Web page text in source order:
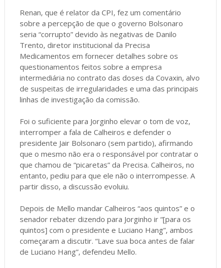
Renan, que é relator da CPI, fez um comentário
sobre a percepção de que o governo Bolsonaro
seria “corrupto” devido às negativas de Danilo
Trento, diretor institucional da Precisa
Medicamentos em fornecer detalhes sobre os
questionamentos feitos sobre a empresa
intermediária no contrato das doses da Covaxin, alvo
de suspeitas de irregularidades e uma das principais
linhas de investigação da comissão.
Foi o suficiente para Jorginho elevar o tom de voz,
interromper a fala de Calheiros e defender o
presidente Jair Bolsonaro (sem partido), afirmando
que o mesmo não era o responsável por contratar o
que chamou de “picaretas” da Precisa. Calheiros, no
entanto, pediu para que ele não o interrompesse. A
partir disso, a discussão evoluiu.
Depois de Mello mandar Calheiros “aos quintos” e o
senador rebater dizendo para Jorginho ir “[para os
quintos] com o presidente e Luciano Hang”, ambos
começaram a discutir. “Lave sua boca antes de falar
de Luciano Hang”, defendeu Mello.